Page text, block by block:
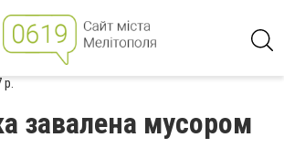
р.
завалена мусором